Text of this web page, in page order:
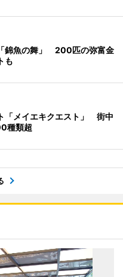
錦魚の舞」 200匹の弥富金
も
「メイエキクエスト」 街中
種類超